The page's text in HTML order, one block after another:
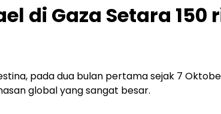
di Gaza Setara 150
pada dua bulan pertama sejak 7
global yang sangat besar.